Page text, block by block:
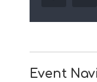
Event